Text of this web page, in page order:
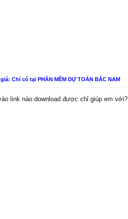
Chỉ có tại PHẦN MỀM DỰ TOÁN BẮC NAM
link nào download được chỉ giúp em với?